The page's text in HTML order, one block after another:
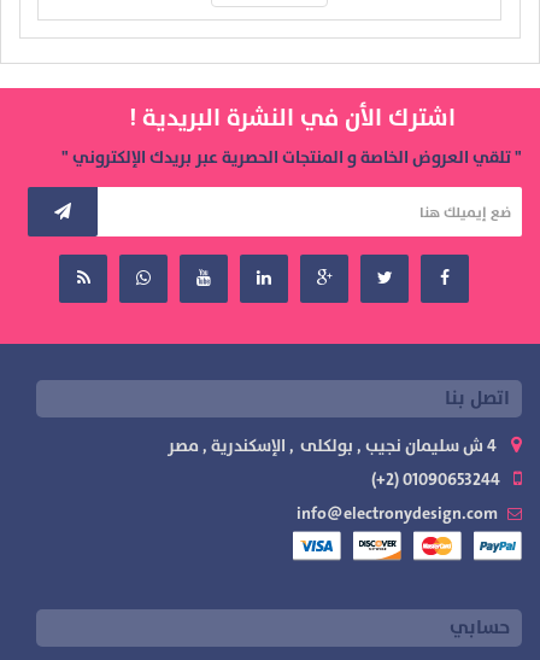
اشترك الأن في النشرة البريدية !
" تلقي العروض الخاصة و المنتجات الحصرية عبر بريدك الإلكتروني "
اتصل بنا
info@electronydesign.com
حسابي